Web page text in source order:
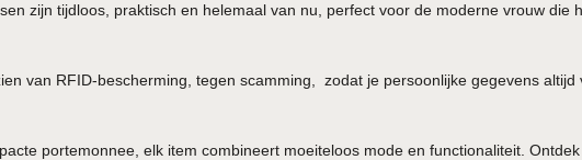
zijn tijdloos, praktisch en helemaal van nu, perfect voor de moderne vrouw die
van RFID-bescherming, tegen scamming, zodat je persoonlijke gegevens altijd
portemonnee, elk item combineert moeiteloos mode en functionaliteit.